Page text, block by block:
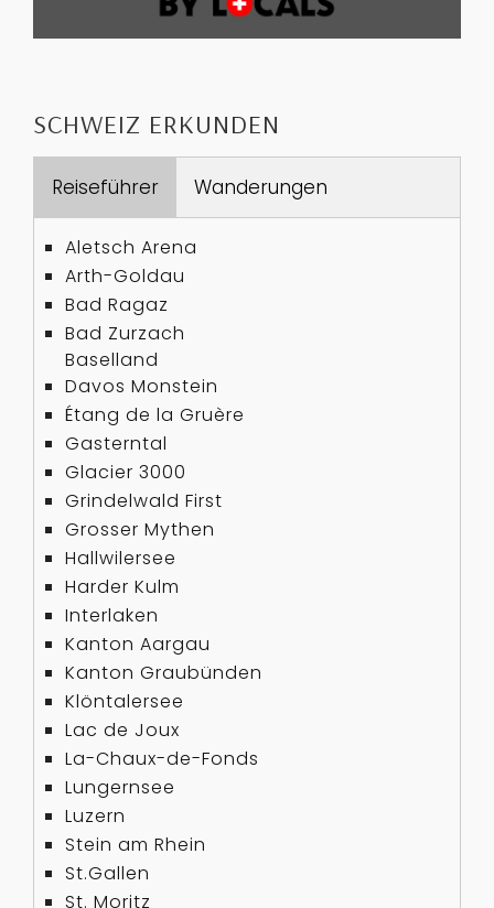
SCHWEIZ ERKUNDEN
Reiseführer Wanderungen
Aletsch Arena
Arth-Goldau
Bad Ragaz
Bad Zurzach
Baselland
Davos Monstein
Étang de la Gruère
Gasterntal
Glacier 3000
Grindelwald First
Grosser Mythen
Hallwilersee
Harder Kulm
Interlaken
Kanton Aargau
Kanton Graubünden
Klöntalersee
Lac de Joux
La-Chaux-de-Fonds
Lungernsee
Luzern
Stein am Rhein
St.Gallen
St. Moritz